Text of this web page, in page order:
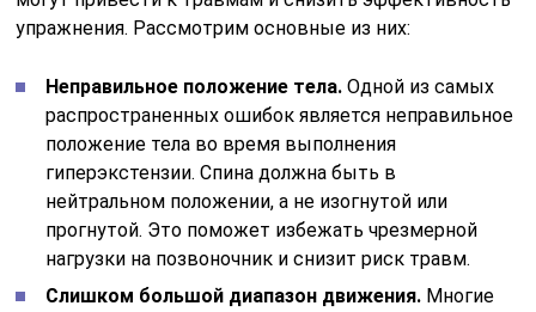
упражнения. Рассмотрим основные из них:
Неправильное положение тела. Одной из самых
распространенных ошибок является неправильное
положение тела во время выполнения
гиперэкстензии. Спина должна быть в
нейтральном положении, а не изогнутой или
прогнутой. Это поможет избежать чрезмерной
нагрузки на позвоночник и снизит риск травм.
Слишком большой диапазон движения. Многие